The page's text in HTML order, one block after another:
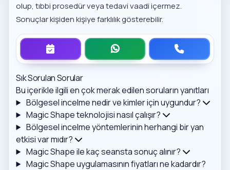
olup, tıbbi prosedür veya tedavi vaadi içermez.
Sonuçlar kişiden kişiye farklılık gösterebilir.
Sık Sorulan Sorular
Bu içerikle ilgili en çok merak edilen soruların yanıtları
Bölgesel incelme nedir ve kimler için uygundur?
Magic Shape teknolojisi nasıl çalışır?
Bölgesel incelme yöntemlerinin herhangi bir yan
etkisi var mıdır?
Magic Shape ile kaç seansta sonuç alınır?
Magic Shape uygulamasının fiyatları ne kadardır?